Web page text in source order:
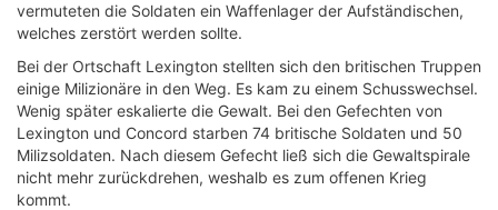
vermuteten die Soldaten ein Waffenlager der Aufständischen,
welches zerstört werden sollte.
Bei der Ortschaft Lexington stellten sich den britischen Truppen
einige Milizionäre in den Weg. Es kam zu einem Schusswechsel.
Wenig später eskalierte die Gewalt. Bei den Gefechten von
Lexington und Concord starben 74 britische Soldaten und 50
Milizsoldaten. Nach diesem Gefecht ließ sich die Gewaltspirale
nicht mehr zurückdrehen, weshalb es zum offenen Krieg
kommt.